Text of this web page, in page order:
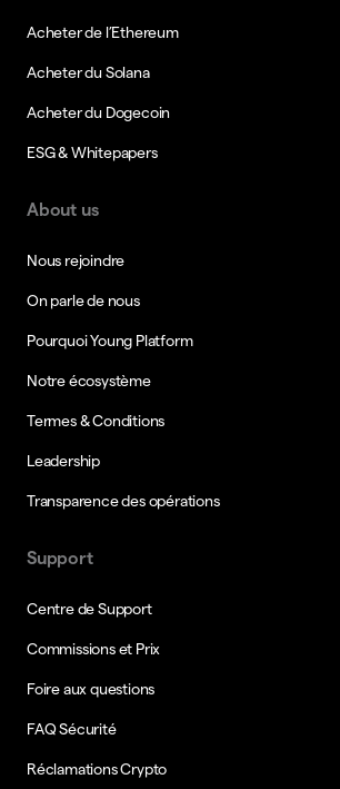
Acheter de l’Ethereum
Acheter du Solana
Acheter du Dogecoin
ESG & Whitepapers
About us
Nous rejoindre
On parle de nous
Pourquoi Young Platform
Notre écosystème
Termes & Conditions
Leadership
Transparence des opérations
Support
Centre de Support
Commissions et Prix
Foire aux questions
FAQ Sécurité
Réclamations Crypto